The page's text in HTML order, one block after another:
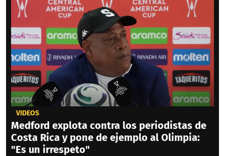
VIDEOS
Medford explota contra los periodistas de
Costa Rica y pone de ejemplo al Olimpia:
"Es un irrespeto"